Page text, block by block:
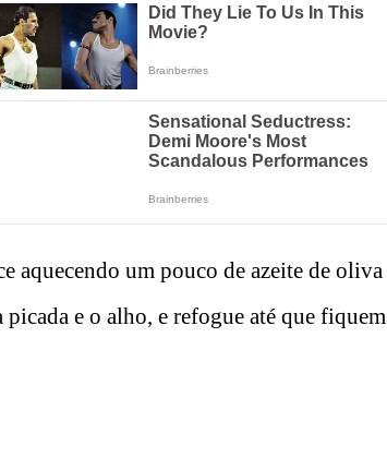
aquecendo um pouco de azeite de oliva
e o alho, e refogue até que fiquem